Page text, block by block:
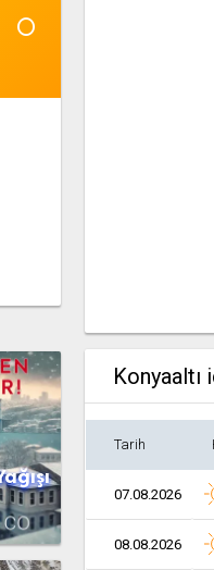
Konyaaltı
Tarih
07.08.2026
08.08.2026